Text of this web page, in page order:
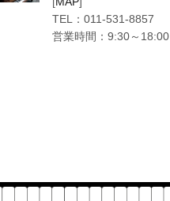
TEL： 011-531-8857
営業時間：9:30～18:00